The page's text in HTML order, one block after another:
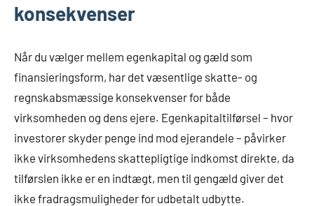
konsekvenser
Når du vælger mellem egenkapital og gæld som
finansieringsform, har det væsentlige skatte- og
regnskabsmæssige konsekvenser for både
virksomheden og dens ejere. Egenkapitaltilførsel – hvor
investorer skyder penge ind mod ejerandele – påvirker
ikke virksomhedens skattepligtige indkomst direkte, da
tilførslen ikke er en indtægt, men til gengæld giver det
ikke fradragsmuligheder for udbetalt udbytte.